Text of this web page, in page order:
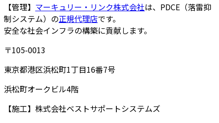
【管理】 マーキュリー・リンク株式会社は、PDCE（落雷抑
制システム）の正規代理店です。
安全な社会インフラの構築に貢献します。
〒105-0013
東京都港区浜松町1丁目16番7号
浜松町オークビル4階
【施工】 株式会社ベストサポートシステムズ